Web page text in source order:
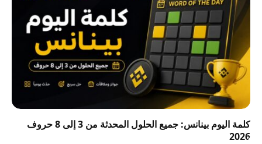
كلمة اليوم بينانس: جميع الحلول المحدثة من 3 إلى 8 حروف
2026